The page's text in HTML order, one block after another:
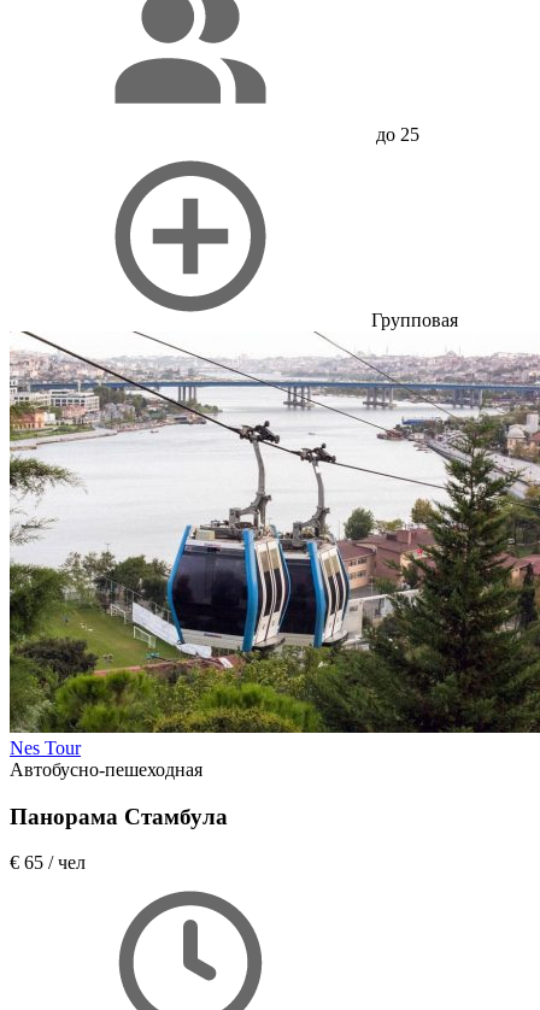
до 25
Групповая
Nes Tour
Автобусно-пешеходная
Панорама Стамбула
€ 65 / чел